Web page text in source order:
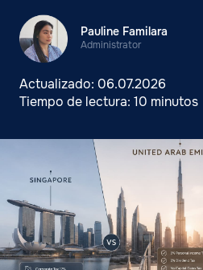
Pauline Familara
Administrator
Actualizado: 06.07.2026
Tiempo de lectura: 10 minutos